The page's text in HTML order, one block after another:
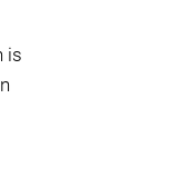
is